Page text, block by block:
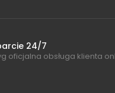
24/7
oficjalna obsługa klienta